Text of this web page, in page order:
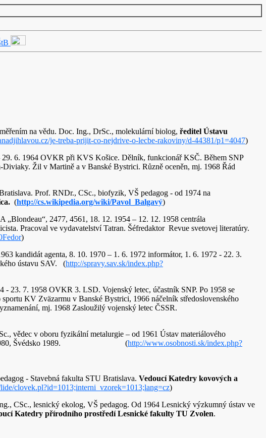
na vědu. Doc. Ing., DrSc., molekulární biolog, ředitel Ústavu
je-treba-prijit-co-nejdrive-o-lecbe-rakoviny/d-44381/p1=4047)
6. 1964 OVKR při KVS Košice. Dělník, funkcionář KSČ. Během SNP
Žil v Martině a v Banské Bystrici. Různě oceněn, mj. 1968 Řád
Prof. RNDr., CSc., biofyzik, VŠ pedagog - od 1974 na
(http://cs.wikipedia.org/wiki/Pavol_Balgavý)
2477, 4561, 18. 12. 1954 – 12. 12. 1958 centrála
Pracoval ve vydavatelství Tatran. Šéfredaktor Revue svetovej literatúry.
)
kandidát agenta, 8. 10. 1970 – 1. 6. 1972 informátor, 1. 6. 1972 - 22. 3.
ústavu SAV. (http://spravy.sav.sk/index.php?
- 23. 7. 1958 OVKR 3. LSD. Vojenský letec, účastník SNP. Po 1958 se
KV Zväzarmu v Banské Bystrici, 1966 náčelník středoslovenského
mj. 1968 Zasloužilý vojenský letec ČSSR.
vědec v oboru fyzikální metalurgie – od 1961 Ústav materiálového
1975, 1980, Švédsko 1989. (http://www.osobnosti.sk/index.php?
- Stavebná fakulta STU Bratislava. Vedoucí Katedry kovových a
clovek.pl?id=1013;interni_vzorek=1013;lang=cz)
CSc., lesnický ekolog, VŠ pedagog. Od 1964 Lesnický výzkumný ústav ve
Katedry přírodního prostředí Lesnické fakulty TU Zvolen.